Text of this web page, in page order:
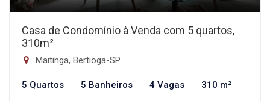
Casa de Condomínio à Venda com 5 quartos,
310m²
Maitinga, Bertioga-SP
5 Quartos 5 Banheiros 4 Vagas 310 m²